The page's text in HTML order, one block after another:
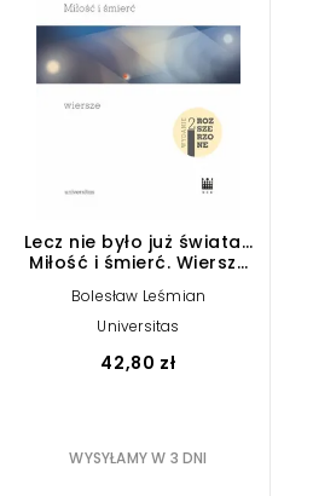
Lecz nie było już świata…
Miłość i śmierć. Wiersze
Bolesław Leśmian
Universitas
42,80 zł
WYSYŁAMY W 3 DNI